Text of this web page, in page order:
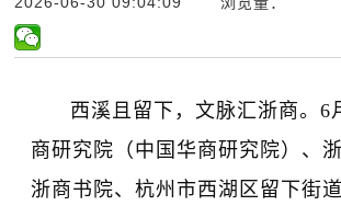
西溪且留下，文脉汇浙商。6
商研究院（中国华商研究院）、
浙商书院、杭州市西湖区留下街